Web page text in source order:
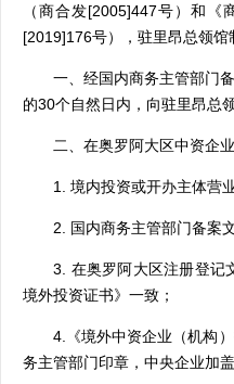
（商合发[2005]447号）和《
[2019]176号），驻里昂总领馆
一、经国内商务主管部门
的30个自然日内，向驻里昂总
二、 在奥罗阿大区中资企
1. 境内投资或开办主体营
2. 国内商务主管部门备案
3. 在奥罗阿大区注册登记
境外投资证书》一致；
4.
《境外中资企业（机构
务主管部门印章，中央企业加